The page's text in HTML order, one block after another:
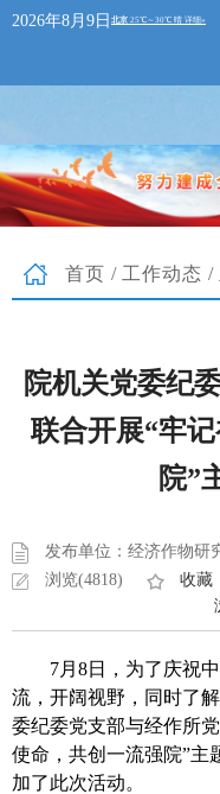
2026年8月9日
首页 / 工作动态 /
院机关党委纪
联合开展“牢
院”
发布单位：经济作物研
浏览(4818)
收藏
7月8日，为了庆祝
流，开阔视野，同时了
委纪委党支部与经作所
使命，共创一流强院”主
加了此次活动。